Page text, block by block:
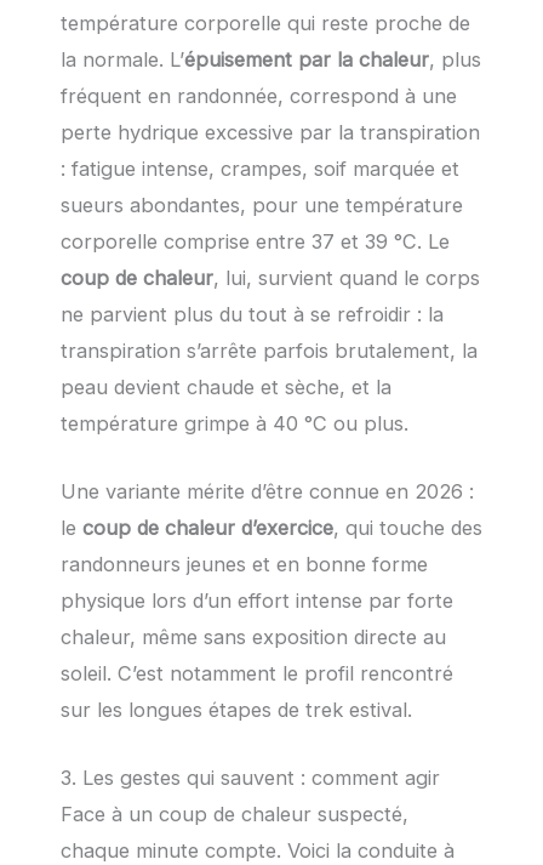
température corporelle qui reste proche de
la normale. L’épuisement par la chaleur, plus
fréquent en randonnée, correspond à une
perte hydrique excessive par la transpiration
: fatigue intense, crampes, soif marquée et
sueurs abondantes, pour une température
corporelle comprise entre 37 et 39 °C. Le
coup de chaleur, lui, survient quand le corps
ne parvient plus du tout à se refroidir : la
transpiration s’arrête parfois brutalement, la
peau devient chaude et sèche, et la
température grimpe à 40 °C ou plus.
Une variante mérite d’être connue en 2026 :
le coup de chaleur d’exercice, qui touche des
randonneurs jeunes et en bonne forme
physique lors d’un effort intense par forte
chaleur, même sans exposition directe au
soleil. C’est notamment le profil rencontré
sur les longues étapes de trek estival.
3. Les gestes qui sauvent : comment agir
Face à un coup de chaleur suspecté,
chaque minute compte. Voici la conduite à